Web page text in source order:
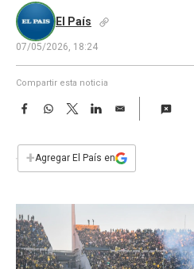
El País
07/05/2026, 18:24
Compartir esta noticia
F
e
b
k
W
s
T
w
t
L
E
i
l
+Agregar El País en